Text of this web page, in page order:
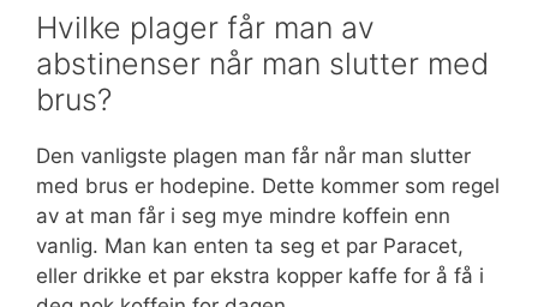
Hvilke plager får man av
abstinenser når man slutter med
brus?
Den vanligste plagen man får når man slutter
med brus er hodepine. Dette kommer som regel
av at man får i seg mye mindre koffein enn
vanlig. Man kan enten ta seg et par Paracet,
eller drikke et par ekstra kopper kaffe for å få i